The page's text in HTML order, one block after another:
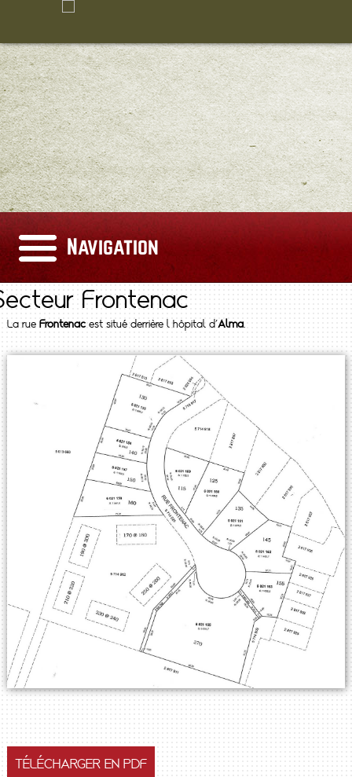
Navigation
Frontenac
La rue Frontenacest situé derrière l hôpital d'Alma.
TÉLÉCHARGER EN PDF